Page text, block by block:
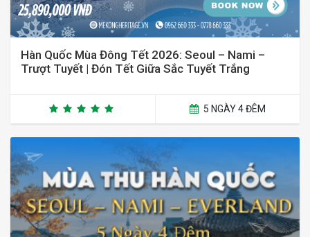
Hàn Quốc Mùa Đông Tết 2026: Seoul – Nami –
Trượt Tuyết | Đón Tết Giữa Sắc Tuyết Trắng
5 NGÀY 4 ĐÊM